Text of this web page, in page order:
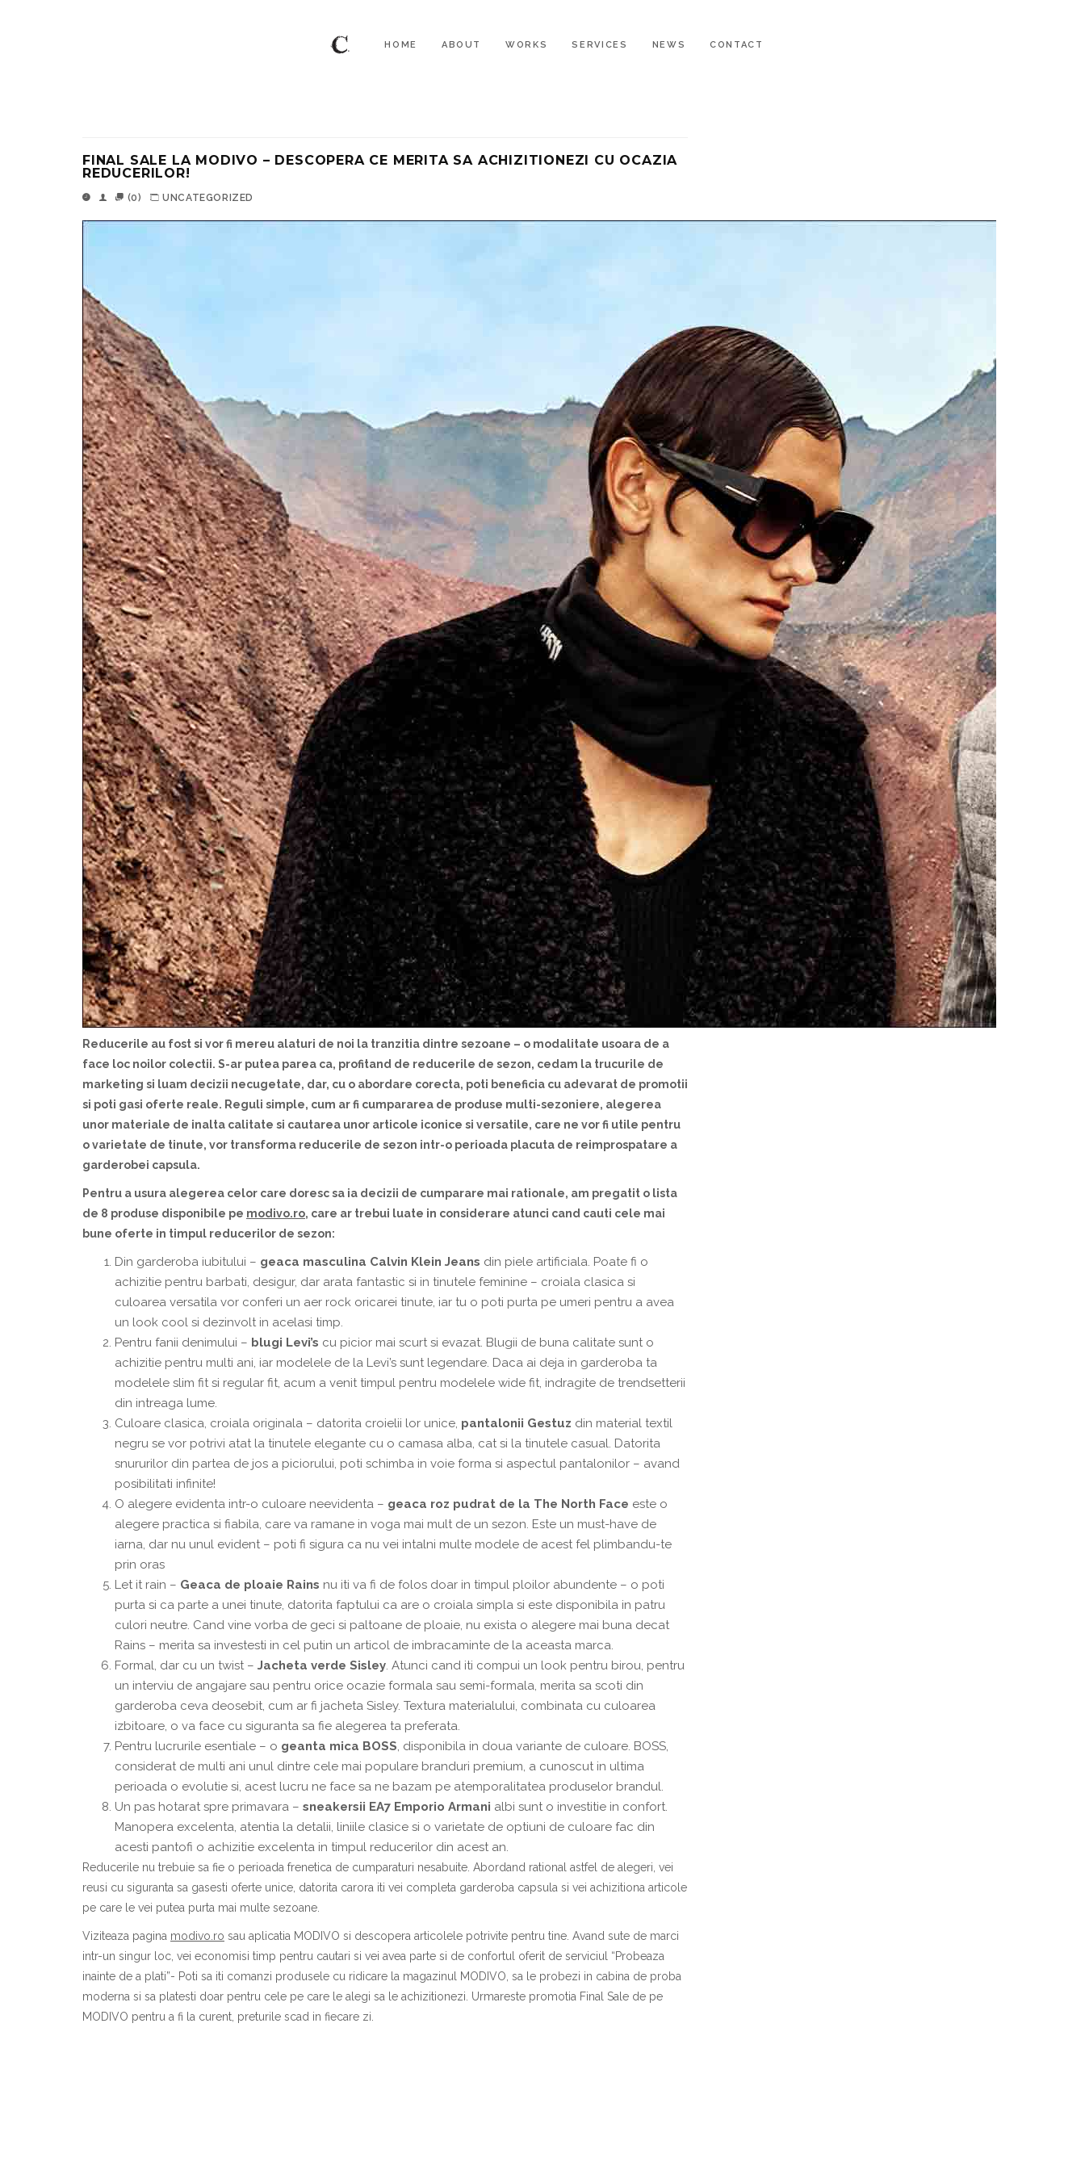
HOME ABOUT WORKS SERVICES NEWS CONTACT
FINAL SALE LA MODIVO – DESCOPERA CE MERITA SA ACHIZITIONEZI CU OCAZIA
REDUCERILOR!
(0) UNCATEGORIZED
Reducerile au fostsi vor fi mereu alaturi de noi la tranzitia dintre sezoane – o modalitate usoara de a
face loc noilor colectii. S-ar putea parea ca, profitand de reducerile de sezon, ced am la trucurile de
marketing si luam decizii necugetate, dar, cu o abordare corecta, poti beneficia cu adevarat de promotii
si poti gasi oferte reale. Reguli simple, cum ar fi cumpararea de produse multi-sezoniere, alegerea
unor materiale de inalta calitate si cautarea unor articole iconice si versatile, care ne vor fi utile pentru
o varietate de tinute, vor transforma reducerile de sezon intr-o perioad a placuta de reimprospatare a
garderobei capsula.
Pentru a usura alegerea celor care doresc sa ia decizii de cumparare mai rationale, am pregatit o lista
de 8 produse disponibile pe modivo.ro, care ar trebui luate in considerare atunci cand cauti cele mai
bune oferte in timpul reducerilor de sezon:
Din garderoba iubitului – geaca masculina Calvin Klein Jeans din piele artificiala. Poate fi o
achizitie pentru barbati, desigur, dar arata fantastic si in tinutele feminine – croiala clasica si
culoarea versatila vor conferi un aer rock oricarei tinute, iar tu o poti purta pe umeri pentru a avea
un look cool si dezinvolt in acelasi timp.
Pentru fanii denimului – blugi Levi’s cu picior mai scurt si evazat. Blugii de buna calitate sunt o
achizitie pentru multi ani, iar modelele de la Levi’s sunt legendare. Daca ai deja in garderoba ta
modelele slim fit si regular fit, acum a venit timpul pentru modelele wide fit, indragite de trendsetterii
din intreaga lume.
Culoare clasica, croiala originala – datorita croielii lor unice, pantalonii Gestuz din material textil
negru se vor potrivi atat la tinutele elegante cu o camasa alba, cat si la tinutele casual. Datorita
snururilor din partea de jos a piciorului, poti schimba in voie forma si aspectul pantalonilor – avand
posibilitati infinite!
O alegere evidenta intr-o culoare neevidenta – geaca roz pudrat de la The North Face este o
alegere practica si fiabila, care va ramane in voga mai mult de un sezon. Este un must-have de
iarna, dar nu unul evident – poti fi sigura ca nu vei intalni multe modele de acest fel plimbandu-te
prin oras
Let it rain – Geaca de ploaie Rains nu iti va fi de folos doar in timpul ploilor abundente – o poti
purta si ca parte a unei tinute, datorita faptului ca are o croiala simpla si este disponibila in patru
culori neutre. Cand vine vorba de geci si paltoane de ploaie, nu exista o alegere mai buna decat
Rains – merita sa investesti in cel putin un articol de imbracaminte de la aceasta marca.
Formal, dar cu un twist – Jacheta verde Sisley. Atunci cand iti compui un look pentru birou, pentru
un interviu de angajare sau pentru orice ocazie formala sau semi-formala, merita sa scoti din
garderoba ceva deosebit, cum ar fi jacheta Sisley. Textura materialului, combinata cu culoarea
izbitoare, o va face cu siguranta sa fie alegerea ta preferata.
Pentru lucrurile esentiale – o geanta mica BOSS, disponibila in doua variante de culoare. BOSS,
considerat de multi ani unul dintre cele mai populare branduri premium, a cunoscut in ultima
perioada o evolutie si, acest lucru ne face sa ne bazam pe atemporalitatea produselor brandul.
Un pas hotarat spre primavara – sneakersii EA7 Emporio Armani albi sunt o investitie in confort.
Manopera excelenta, atentia la detalii, liniile clasice si o varietate de optiuni de culoare fac din
acesti pantofi o achizitie excelenta in timpul reducerilor din acest an.
Reducerile nu trebuie sa fie o perioada frenetica de cumparaturi nesabuite. Abordand rational astfel de alegeri, vei
reusi cu siguranta sa gasesti oferte unice, datorita carora iti vei completa garderoba capsula si vei achizitiona articole
pe care le vei putea purta mai multe sezoane.
Viziteaza pagina modivo.ro sau aplicatia MODIVO si descopera articolele potrivite pentru tine. Avand sute de marci
intr-un singur loc, vei economisi timp pentru cautari si vei avea parte si de confortul oferit de serviciul “Probeaza
inainte de a plati”- Poti sa iti comanzi produsele cu ridicare la magazinul MODIVO, sa le probezi in cabina de proba
moderna si sa platesti doar pentru cele pe care le alegi sa le achizitionezi. Urmareste promotia Final Sale de pe
MODIVO pentru a fi la curent, preturile scad in fiecare zi.